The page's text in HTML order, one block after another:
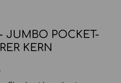
JUMBO POCKET-
KERN
Preis